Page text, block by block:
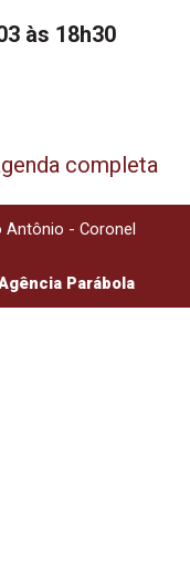
às 18h30
completa
Antônio - Coronel
Parábola